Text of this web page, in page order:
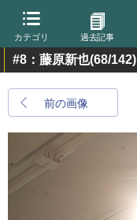
カテゴリ 過去記事
#8：藤原新也(68/142)
前の画像